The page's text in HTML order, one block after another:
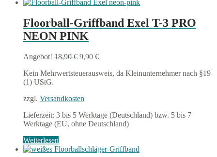
Floorball-Griffband Exel T-3 PRO
NEON PINK
Angebot! 18,90€ Ursprünglicher
war:
9,90 €Aktueller
ist:
Kein Mehrwertsteuerausweis, da Kleinunternehmer nach §19
(1) UStG.
zzgl. Versandkosten
Lieferzeit: 3 bis 5 Werktage (Deutschland) bzw. 5 bis 7
Werktage (EU, ohne Deutschland)
Weiterlesen